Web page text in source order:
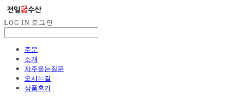
LOG IN 로그인
주문
소개
자주묻는질문
오시는길
상품후기